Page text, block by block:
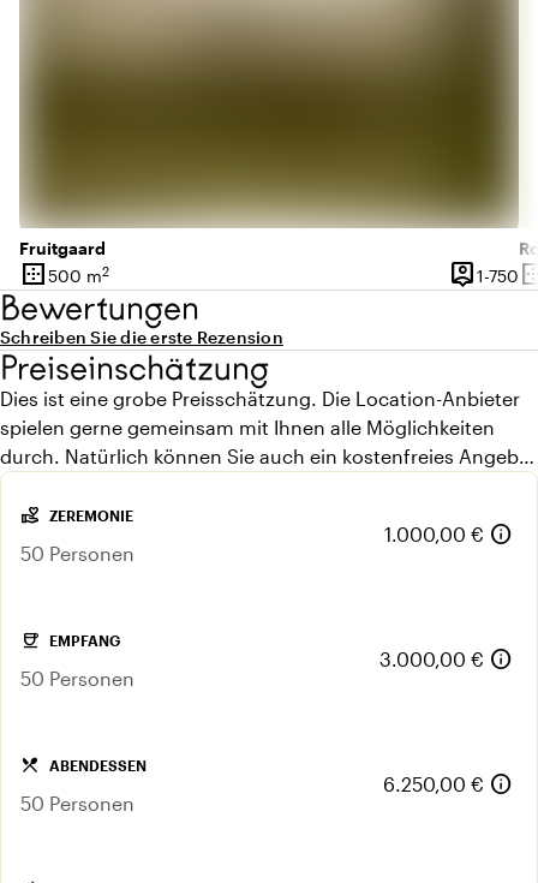
Fruitgaard
border_outer
Oberfläche
500 m2 person_pin
Kapazität
1-750
Bewertungen
Schreiben Sie die erste Rezension
Preiseinschätzung
Dies ist eine grobe Preisschätzung. Die Location-Anbieter
spielen gerne gemeinsam mit Ihnen alle Möglichkeiten
durch. Natürlich können Sie auch ein kostenfreies Angebot
volunteer_activism ZEREMONIE
50 Personen
1.000,00 € info
coffee EMPFANG
50 Personen
3.000,00 € info
local_dining ABENDESSEN
50 Personen
6.250,00 € info